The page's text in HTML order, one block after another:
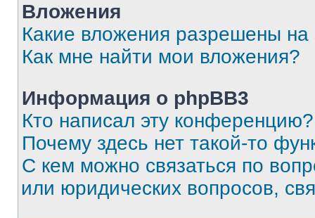
Вложения
Какие вложения разрешены
Как мне найти мои вложения?
Информация о phpBB3
Кто написал эту конференцию?
Почему здесь нет такой-то
С кем можно связаться по
или юридических вопросов,